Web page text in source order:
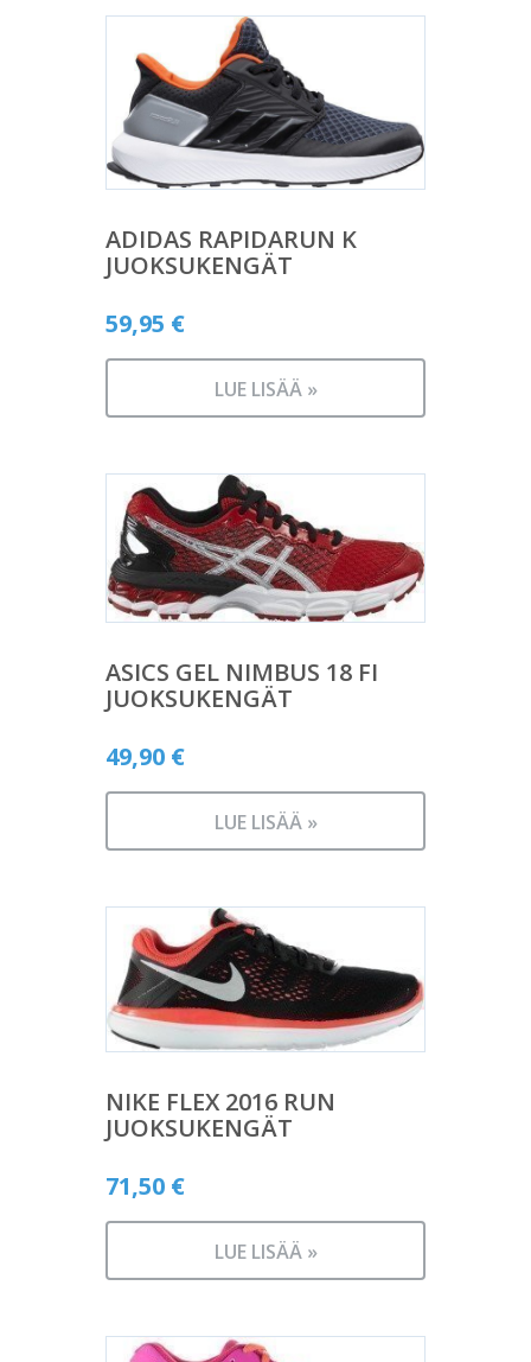
ADIDAS RAPIDARUN K
JUOKSUKENGÄT
59,95 €
LUE LISÄÄ »
ASICS GEL NIMBUS 18 FI
JUOKSUKENGÄT
49,90 €
LUE LISÄÄ »
NIKE FLEX 2016 RUN
JUOKSUKENGÄT
71,50 €
LUE LISÄÄ »